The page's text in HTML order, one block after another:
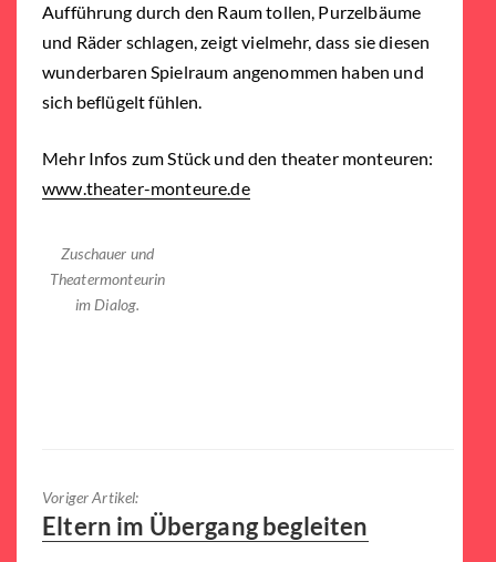
Aufführung durch den Raum tollen, Purzelbäume
und Räder schlagen, zeigt vielmehr, dass sie diesen
wunderbaren Spielraum angenommen haben und
sich beflügelt fühlen.
Mehr Infos zum Stück und den theater monteuren:
www.theater-monteure.de
Zuschauer und
Theatermonteurin
im Dialog.
Voriger Artikel:
Voriger
Eltern im Übergang begleiten